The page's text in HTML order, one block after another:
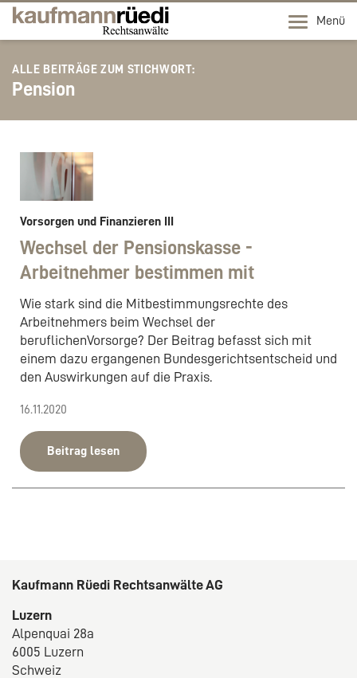
Menü
ALLE BEITRÄGE ZUM STICHWORT:
Pension
Vorsorgen und Finanzieren III
Wechsel der Pensionskasse -
Arbeitnehmer bestimmen mit
Wie stark sind die Mitbestimmungsrechte des
Arbeitnehmers beim Wechsel der
beruflichenVorsorge? Der Beitrag befasst sich mit
einem dazu ergangenen Bundesgerichtsentscheid und
den Auswirkungen auf die Praxis.
16.11.2020
Beitrag lesen
Kaufmann Rüedi Rechtsanwälte AG
Luzern
Alpenquai 28a
6005 Luzern
Schweiz